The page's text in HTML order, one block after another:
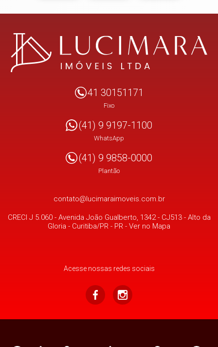
41 30151171
Fixo
(41) 9 9197-1100
WhatsApp
(41) 9 9858-0000
Plantão
contato@lucimaraimoveis.com.br
CRECI J 5.060 - Avenida João Gualberto, 1342 - CJ513- Alto da
Gloria - Curitiba/PR - PR - Ver no Mapa
Acesse nossas redes sociais